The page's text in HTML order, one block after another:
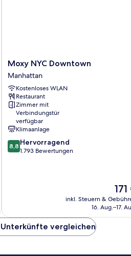
Moxy
NYC
Downtown
Manhattan
Moxy NYC Downtown
Manhattan
Kostenloses WLAN
Restaurant
Zimmer mit
Verbindungstür
verfügbar
Klimaanlage
8.8
von
8,8 Hervorragend
1.793 Bewertungen
Der
Preis
inkl. Steuern &
16. Aug.–17.
vergleichen